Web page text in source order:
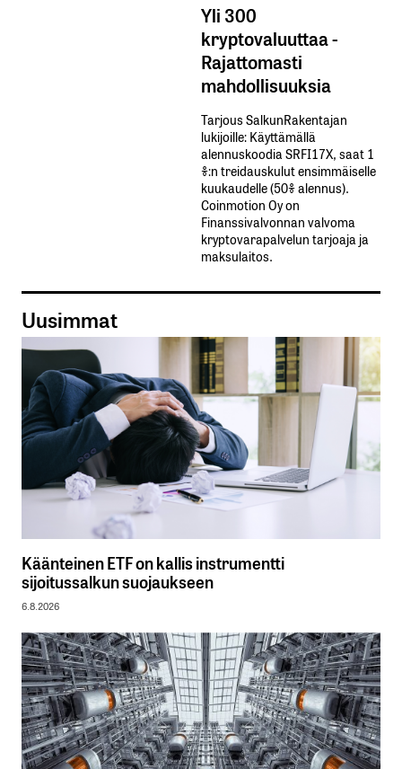
Yli 300
kryptovaluuttaa -
Rajattomasti
mahdollisuuksia
Tarjous SalkunRakentajan
lukijoille: Käyttämällä​ ​
alennuskoodia​ ​SRFI17X,​ ​saat​ ​1
%:n treidauskulut​ ​ensimmäiselle​ ​
kuukaudelle​ ​(50%​ ​alennus).
Coinmotion Oy on
Finanssivalvonnan valvoma
kryptovarapalvelun tarjoaja ja
maksulaitos.
Uusimmat
Käänteinen ETF on kallis instrumentti
sijoitussalkun suojaukseen
6.8.2026